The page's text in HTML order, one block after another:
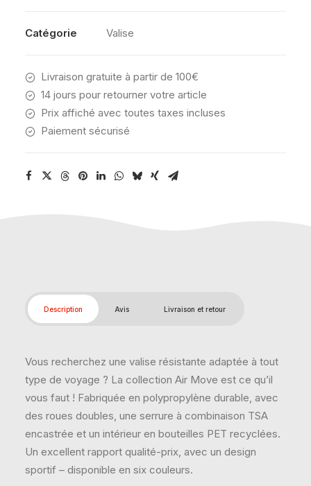
75
foncé
Catégorie Valise
Livraison gratuite à partir de 100€
14 jours pour retourner votre article
Prix affiché avec toutes taxes incluses
Paiement sécurisé
Description Avis Livraison et retour
Vous recherchez une valise résistante adaptée à tout
type de voyage ? La collection Air Move est ce qu’il
vous faut ! Fabriquée en polypropylène durable, avec
des roues doubles, une serrure à combinaison TSA
encastrée et un intérieur en bouteilles PET recyclées.
Un excellent rapport qualité-prix, avec un design
sportif – disponible en six couleurs.